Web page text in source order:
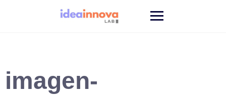
imagen-